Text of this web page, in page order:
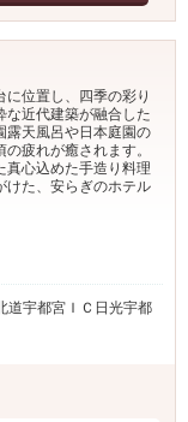
に位置し、四季の彩り
な近代建築が融合した
露天風呂や日本庭園の
疲れが癒されます。
真心込めた手造り料理
けた、安らぎのホテル
道宇都宮ＩＣ日光宇都